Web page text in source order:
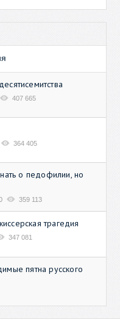
407 665
364 405
о педофилии, но
359 113
трагедия
347 081
пятна русского